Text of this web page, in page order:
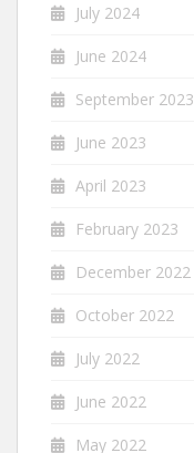
July 2024
June 2024
September 2023
June 2023
April 2023
February 2023
December 2022
October 2022
July 2022
June 2022
May 2022